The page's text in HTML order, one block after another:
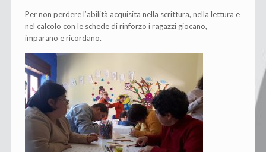
Per non perdere l’abilità acquisita nella scrittura, nella lettura e
nel calcolo con le schede di rinforzo i ragazzi giocano,
imparano e ricordano.